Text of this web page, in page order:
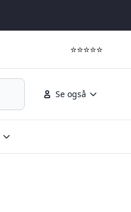
⭐⭐⭐⭐⭐
Se også